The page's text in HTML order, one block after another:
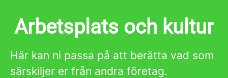
Arbetsplats och kultur
Här kan ni passa på att berätta vad som
särskiljer er från andra företag.